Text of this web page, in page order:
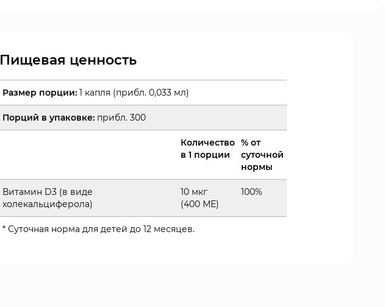
Пищевая ценность
Размер порции: 1 капля (прибл. 0,033 мл)
Порций в упаковке: прибл. 300
Количество
в 1 порции
% от
суточной
нормы
Витамин D3 (в виде
холекальциферола)
10 мкг
(400 МЕ)
100%
* Суточная норма для детей до 12 месяцев.